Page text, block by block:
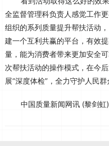
全监督管理科负责人感觉工作
组织的系列质量提升帮扶活动
建一个互利共赢的平台，有效
量，能为消费者带来更加安全
次帮扶活动的操作模式，在今
展“深度体检”，全力守护人民群
中国质量新闻网讯 (黎剑虹)